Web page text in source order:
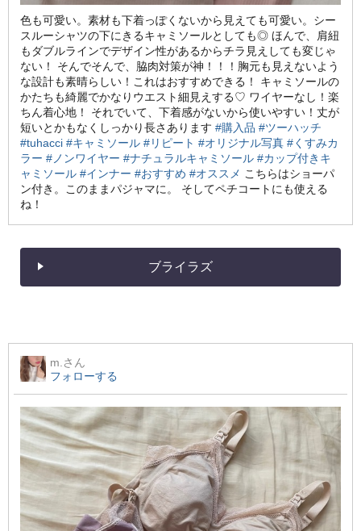
色も可愛い。素材も下着っぽくないから見えても可愛い。シー
スルーシャツの下にきるキャミソールとしても◎ ほんで、肩紐
もダブルラインでデザイン性があるからチラ見えしても変じゃ
ない！ そんでそんで、脇肉対策が神！！！胸元も見えないよう
な設計も素晴らしい！これはおすすめできる！ キャミソールの
かたちも綺麗でかなりウエスト細見えする♡ ワイヤーなし！楽
ちん着心地！ それでいて、下着感がないから使いやすい！丈が
短いとかもなくしっかり長さあります #購入品 #ツーハッチ
#tuhacci #キャミソール #リピート #オリジナル写真 #くすみカ
ラー #ノンワイヤー #ナチュラルキャミソール #カップ付きキ
ャミソール #インナー #おすすめ #オススメ こちらはショーパ
ン付き。このままパジャマに。 そしてペチコートにも使える
ね！
ブライラズ
m. さん
フォローする